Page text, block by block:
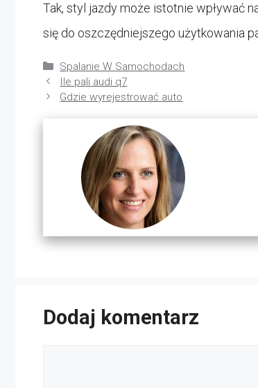
Tak, styl jazdy może istotnie wpływać
się do oszczędniejszego użytkowania
Kategorie
Spalanie W Samochodach
Ile pali audi q7
Gdzie wyrejestrować auto
Dodaj komentarz